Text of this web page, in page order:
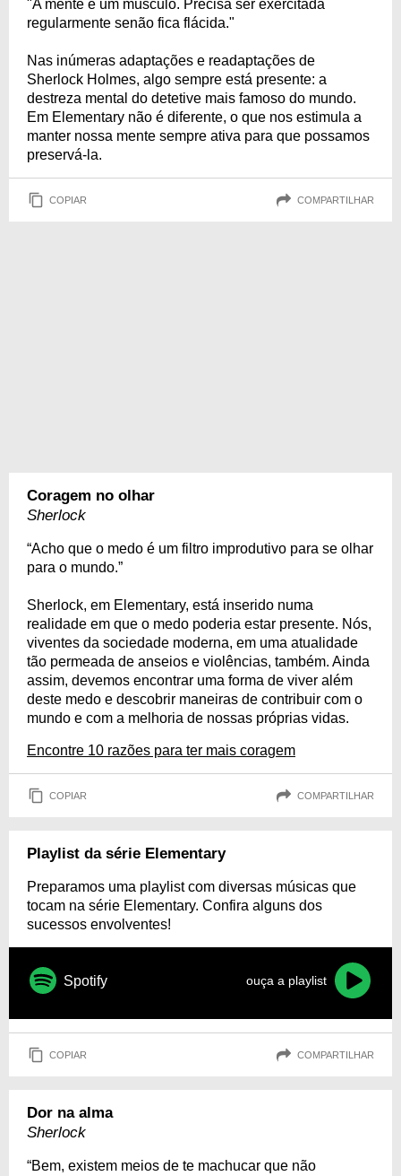
"A mente é um músculo. Precisa ser exercitada
regularmente senão fica flácida."
Nas inúmeras adaptações e readaptações de
Sherlock Holmes, algo sempre está presente: a
destreza mental do detetive mais famoso do mundo.
Em Elementary não é diferente, o que nos estimula a
manter nossa mente sempre ativa para que possamos
preservá-la.
COPIAR COMPARTILHAR
Coragem no olhar
Sherlock
“Acho que o medo é um filtro improdutivo para se olhar
para o mundo.”
Sherlock, em Elementary, está inserido numa
realidade em que o medo poderia estar presente. Nós,
viventes da sociedade moderna, em uma atualidade
tão permeada de anseios e violências, também. Ainda
assim, devemos encontrar uma forma de viver além
deste medo e descobrir maneiras de contribuir com o
mundo e com a melhoria de nossas próprias vidas.
Encontre 10 razões para ter mais coragem
COPIAR COMPARTILHAR
Playlist da série Elementary
Preparamos uma playlist com diversas músicas que
tocam na série Elementary. Confira alguns dos
sucessos envolventes!
Spotify ouça a playlist
COPIAR COMPARTILHAR
Dor na alma
Sherlock
“Bem, existem meios de te machucar que não